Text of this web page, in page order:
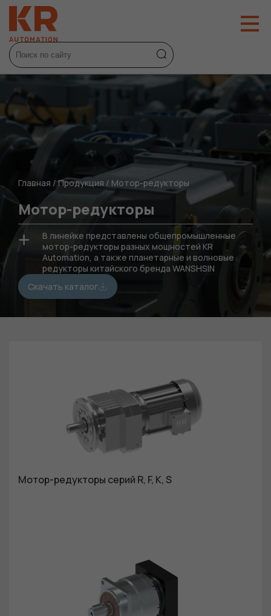
Главная /Продукция / Мотор-редукторы
Мотор-редукторы
В линейке представлены общепромышленные
мотор-редукторы разных мощностей KR
Automation, а также планетарные и волновые
редукторы китайского бренда WANSHSIN
Скачать каталог
Мотор-редукторы серий R, F, K, S